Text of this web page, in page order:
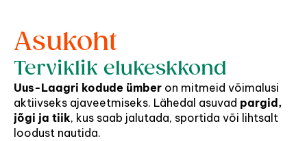
Asukoht
Terviklik elukeskkond
Uus-Laagri kodude ümber on mitmeid võimalusi
aktiivseks ajaveetmiseks. Lähedal asuvad pargid,
jõgi ja tiik, kus saab jalutada, sportida või lihtsalt
loodust nautida.